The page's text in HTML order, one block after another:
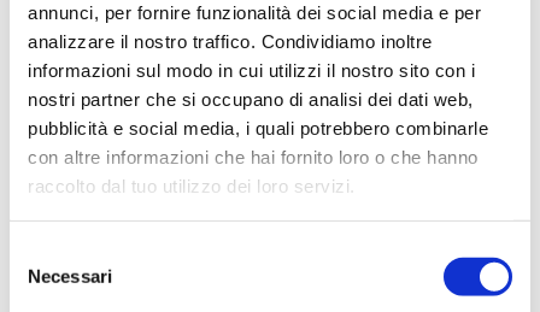
annunci, per fornire funzionalità dei social media e per
analizzare il nostro traffico. Condividiamo inoltre
informazioni sul modo in cui utilizzi il nostro sito con i
nostri partner che si occupano di analisi dei dati web,
pubblicità e social media, i quali potrebbero combinarle
con altre informazioni che hai fornito loro o che hanno
raccolto dal tuo utilizzo dei loro servizi.
delNecessari
Descrizione
Documentazione